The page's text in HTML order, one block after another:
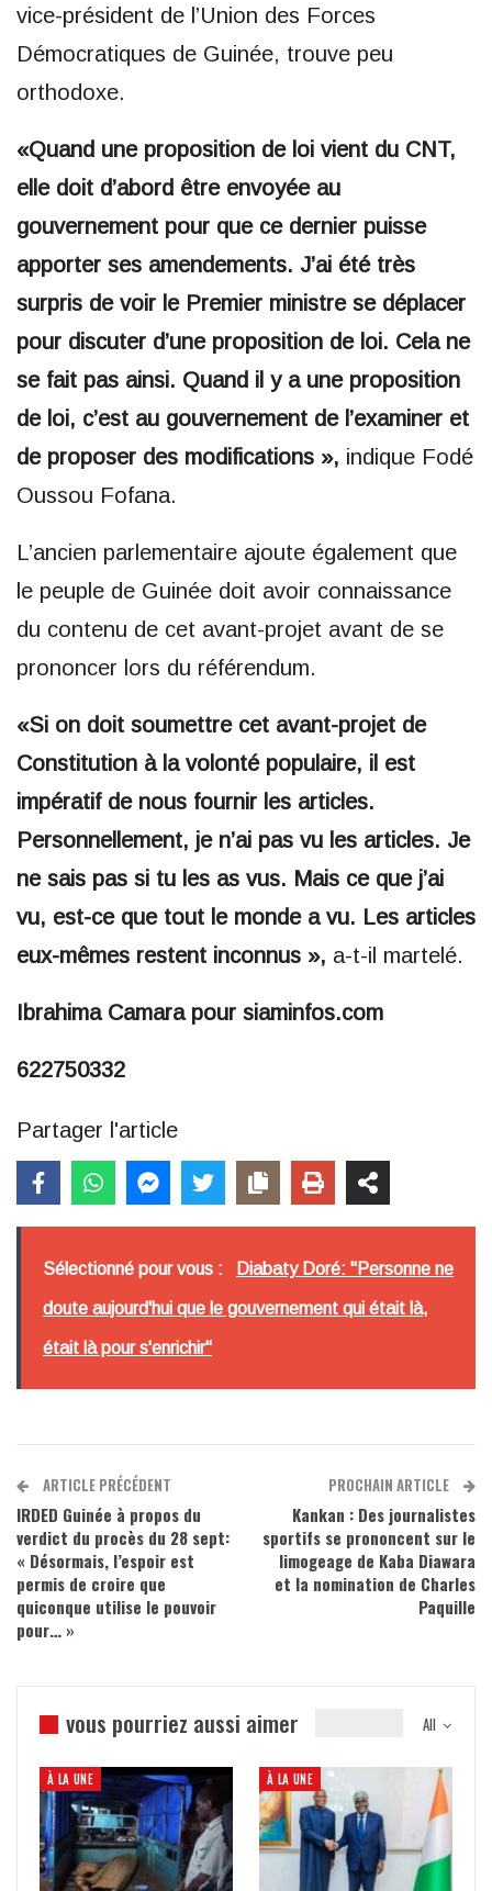
vice-président de l’Union des Forces
Démocratiques de Guinée, trouve peu
orthodoxe.
«Quand une proposition de loi vient du CNT,
elle doit d’abord être envoyée au
gouvernement pour que ce dernier puisse
apporter ses amendements. J’ai été très
surpris de voir le Premier ministre se déplacer
pour discuter d’une proposition de loi. Cela ne
se fait pas ainsi. Quand il y a une proposition
de loi, c’est au gouvernement de l’examiner et
de proposer des modifications », indique Fodé
Oussou Fofana.
L’ancien parlementaire ajoute également que
le peuple de Guinée doit avoir connaissance
du contenu de cet avant-projet avant de se
prononcer lors du référendum.
«Si on doit soumettre cet avant-projet de
Constitution à la volonté populaire, il est
impératif de nous fournir les articles.
Personnellement, je n’ai pas vu les articles. Je
ne sais pas si tu les as vus. Mais ce que j’ai
vu, est-ce que tout le monde a vu. Les articles
eux-mêmes restent inconnus », a-t-il martelé.
Ibrahima Camara pour siaminfos.com
622750332
Partager l'article
Sélectionné pour vous : Diabaty Doré: "Personne ne
doute aujourd'hui que le gouvernement qui était là,
était là pour s'enrichir"
ARTICLE PRÉCÉDENT
IRDED Guinée à propos du
verdict du procès du 28 sept:
« Désormais, l’espoir est
permis de croire que
quiconque utilise le pouvoir
pour… »
PROCHAIN ARTICLE
Kankan : Des journalistes
sportifs se prononcent sur le
limogeage de Kaba Diawara
et la nomination de Charles
Paquille
All
vous pourriez aussi aimer
À LA UNE À LA UNE